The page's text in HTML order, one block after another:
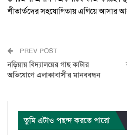
শীতার্তদের সহযোগিতায় এগিয়ে আসার
PREV POST
নড়িয়ায় বিদ্যালয়ের গাছ কাটার
অভিযোগে এলাকাবাসীর মানববন্ধন
তুমি এটাও পছন্দ করতে পারো